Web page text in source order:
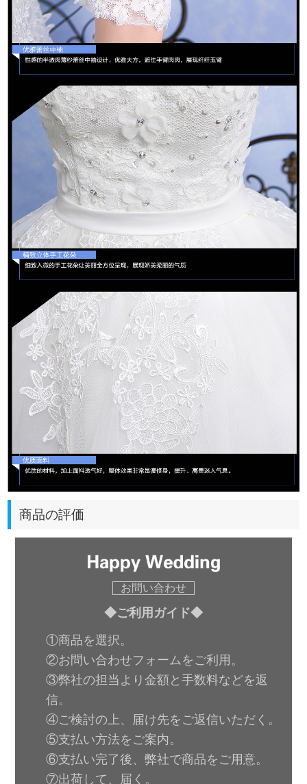
商品の評価
お問い合わせ
◆ご利用ガイド◆
①商品を選択。
②お問い合わせフォームをご利用。
③弊社の担当より金額と手数料などを返
信。
④ご検討の上、届け先をご返信いただく。
⑤支払い方法をご案内。
⑥支払い完了後、弊社で商品をご用意。
⑦出荷して、届く。